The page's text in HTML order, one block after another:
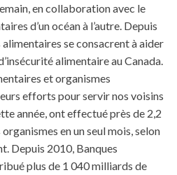
en collaboration avec le
d’un océan à l’autre. Depuis
alimentaires se consacrent à aider
alimentaire au Canada.
et organismes
efforts pour servir nos voisins
année, ont effectué près de 2,2
en un seul mois, selon
Depuis 2010, Banques
plus de 1 040 milliards de